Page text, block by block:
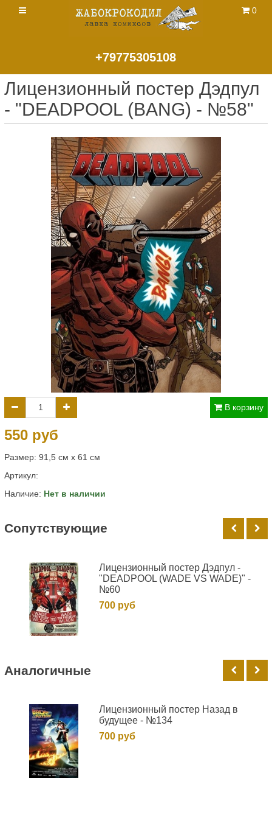
+79775305108
0
Лицензионный постер Дэдпул
- "DEADPOOL (BANG) - №58"
В корзину
550 руб
Размер: 91,5 см х 61 см
Артикул:
Наличие: Нет в наличии
Cопутствующие
Лицензионный постер Дэдпул -
"DEADPOOL (WADE VS WADE)" -
№60
700 руб
Аналогичные
Лицензионный постер Назад в
будущее - №134
700 руб